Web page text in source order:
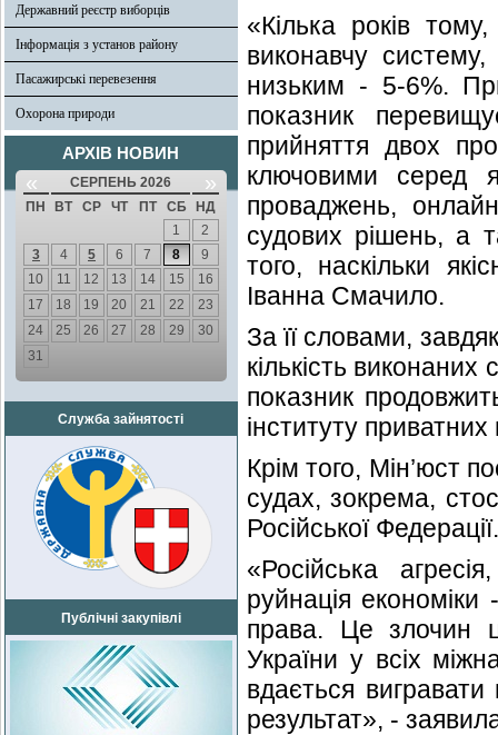
Державний реєстр виборців
Інформація з установ району
Пасажирські перевезення
Охорона природи
АРХІВ НОВИН
« СЕРПЕНЬ 2026 »
ПН ВТ СР ЧТ ПТ СБ
НД
1
2
3
4 5 6 7 8
9
10
11 12 13 14 15
16
17
18 19 20 21 22
23
24
25 26 27 28 29
30
31
Служба зайнятості
Публічні закупівлі
«Кілька років
виконавчу
низьким - 5-6%.
показник
прийняття двох
ключовими серед
проваджень,
судових рішень, а
того, наскільки
Іванна Смачило.
За її словами,
кількість
показник
інституту приватних
Крім того, Мін’юст
судах, зокрема,
Російської Федерації.
«Російська
руйнація
права. Це злочин
України у всіх
вдається
результат», -